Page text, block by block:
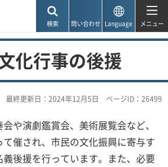
検索 問い合わせ Language メニュー
化行事の後援
最終更新日：2024年12月5日 ページID：26499
や演劇鑑賞会、美術展覧会など、
催され、市民の文化振興に寄与す
後援を行っています。また、必要